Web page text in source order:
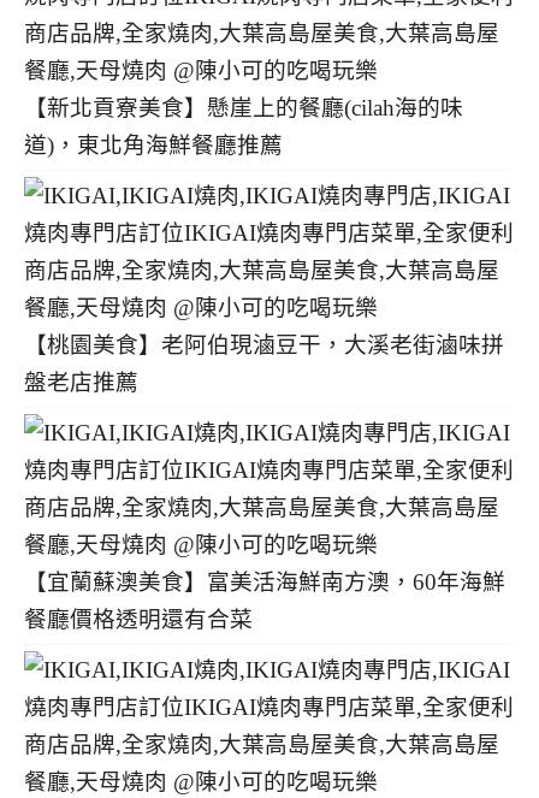
【新北貢寮美食】懸崖上的餐廳(cilah海的味
道)，東北角海鮮餐廳推薦
【桃園美食】老阿伯現滷豆干，大溪老街滷味拼
盤老店推薦
【宜蘭蘇澳美食】富美活海鮮南方澳，60年海鮮
餐廳價格透明還有合菜